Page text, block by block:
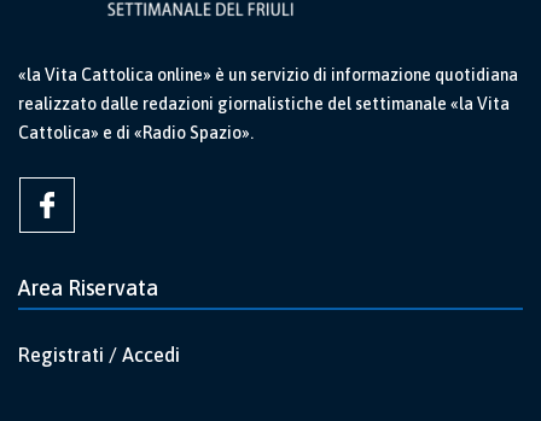
«la Vita Cattolica online» è un servizio di informazione quotidiana
realizzato dalle redazioni giornalistiche del settimanale «la Vita
Cattolica» e di «Radio Spazio».
Area Riservata
Registrati / Accedi